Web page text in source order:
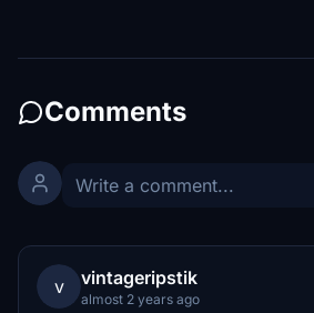
Comments
v vintageripstik
almost 2 years ago